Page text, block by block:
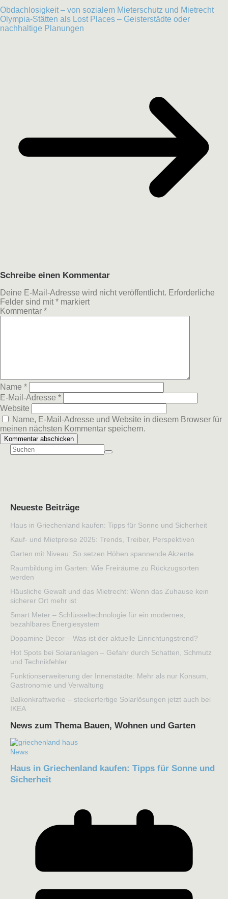
Obdachlosigkeit – von sozialem Mieterschutz und Mietrecht
Olympia-Stätten als Lost Places – Geisterstädte oder
nachhaltige Planungen
Schreibe einen Kommentar
Deine E-Mail-Adresse wird nicht veröffentlicht. Erforderliche
Felder sind mit * markiert
Kommentar *
Name *
E-Mail-Adresse *
Website
Name, E-Mail-Adresse und Website in diesem Browser für
meinen nächsten Kommentar speichern.
Neueste Beiträge
Haus in Griechenland kaufen: Tipps für Sonne und Sicherheit
Kauf- und Mietpreise 2025: Trends, Treiber, Perspektiven
Garten mit Niveau: So setzen Höhen spannende Akzente
Raumbildung im Garten: Wie Freiräume zu Rückzugsorten
werden
Häusliche Gewalt und das Mietrecht: Wenn das Zuhause kein
sicherer Ort mehr ist
Smart Meter – Schlüsseltechnologie für ein modernes,
bezahlbares Energiesystem
Dopamine Decor – Was ist der aktuelle Einrichtungstrend?
Hot Spots bei Solaranlagen – Gefahr durch Schatten, Schmutz
und Technikfehler
Funktionserweiterung der Innenstädte: Mehr als nur Konsum,
Gastronomie und Verwaltung
Balkonkraftwerke – steckerfertige Solarlösungen jetzt auch bei
IKEA
News zum Thema Bauen, Wohnen und Garten
News
Haus in Griechenland kaufen: Tipps für Sonne und
Sicherheit